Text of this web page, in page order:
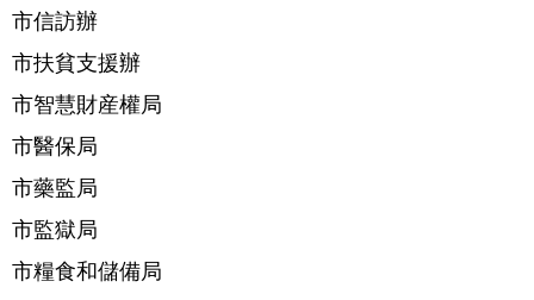
市信訪辦
市扶貧支援辦
市智慧財産權局
市醫保局
市藥監局
市監獄局
市糧食和儲備局